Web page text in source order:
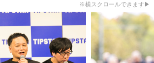
※横スクロールできます▶